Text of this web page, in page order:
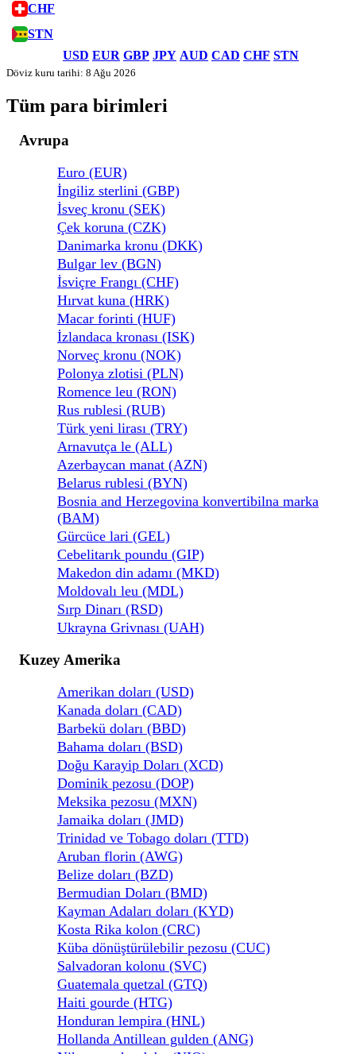
CHF
STN
USD EUR GBP JPY AUD CAD CHF STN
Döviz kuru tarihi: 8 Ağu 2026
Tüm para birimleri
Avrupa
Euro (EUR)
İngiliz sterlini (GBP)
İsveç kronu (SEK)
Çek koruna (CZK)
Danimarka kronu (DKK)
Bulgar lev (BGN)
İsviçre Frangı (CHF)
Hırvat kuna (HRK)
Macar forinti (HUF)
İzlandaca kronası (ISK)
Norveç kronu (NOK)
Polonya zlotisi (PLN)
Romence leu (RON)
Rus rublesi (RUB)
Türk yeni lirası (TRY)
Arnavutça le (ALL)
Azerbaycan manat (AZN)
Belarus rublesi (BYN)
Bosnia and Herzegovina konvertibilna marka
(BAM)
Gürcüce lari (GEL)
Cebelitarık poundu (GIP)
Makedon din adamı (MKD)
Moldovalı leu (MDL)
Sırp Dinarı (RSD)
Ukrayna Grivnası (UAH)
Kuzey Amerika
Amerikan doları (USD)
Kanada doları (CAD)
Barbekü doları (BBD)
Bahama doları (BSD)
Doğu Karayip Doları (XCD)
Dominik pezosu (DOP)
Meksika pezosu (MXN)
Jamaika doları (JMD)
Trinidad ve Tobago doları (TTD)
Aruban florin (AWG)
Belize doları (BZD)
Bermudian Doları (BMD)
Kayman Adaları doları (KYD)
Kosta Rika kolon (CRC)
Küba dönüştürülebilir pezosu (CUC)
Salvadoran kolonu (SVC)
Guatemala quetzal (GTQ)
Haiti gourde (HTG)
Honduran lempira (HNL)
Hollanda Antillean gulden (ANG)